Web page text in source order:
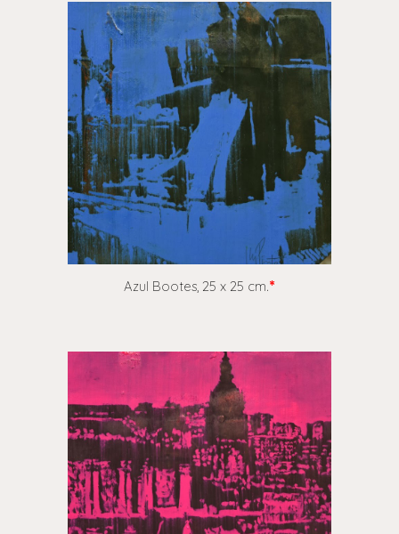
Azul Bootes, 25 x 25 cm.*